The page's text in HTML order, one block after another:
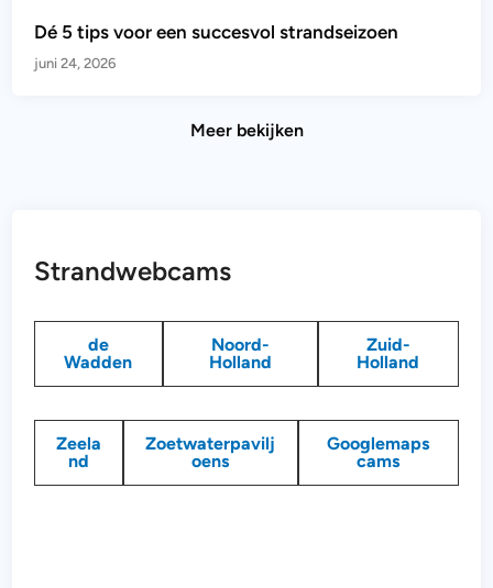
Dé 5 tips voor een succesvol strandseizoen
juni 24, 2026
Meer bekijken
Strandwebcams
de
Wadden
Noord-
Holland
Zuid-
Holland
Zeela
nd
Zoetwaterpavilj
oens
Googlemaps
cams